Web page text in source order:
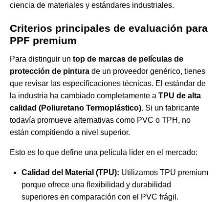
ciencia de materiales y estándares industriales.
Criterios principales de evaluación para
PPF premium
Para distinguir un top de marcas de películas de
protección de pintura de un proveedor genérico, tienes
que revisar las especificaciones técnicas. El estándar de
la industria ha cambiado completamente a TPU de alta
calidad (Poliuretano Termoplástico). Si un fabricante
todavía promueve alternativas como PVC o TPH, no
están compitiendo a nivel superior.
Esto es lo que define una película líder en el mercado:
Calidad del Material (TPU): Utilizamos TPU premium
porque ofrece una flexibilidad y durabilidad
superiores en comparación con el PVC frágil.